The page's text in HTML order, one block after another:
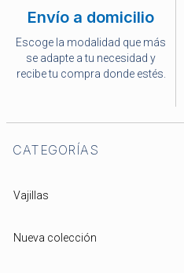
Envío a domicilio
Escoge la modalidad que más
se adapte a tu necesidad y
recibe tu compra donde estés.
CATEGORÍAS
Vajillas
Nueva colección